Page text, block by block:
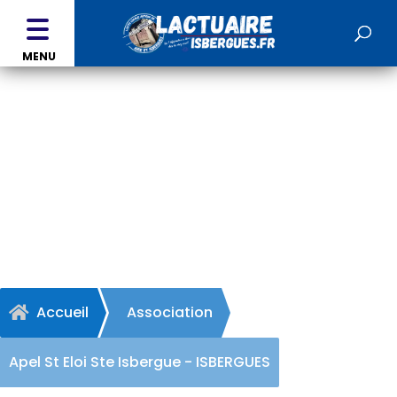
MENU
 Accueil Association
Apel St Eloi Ste Isbergue - ISBERGUES